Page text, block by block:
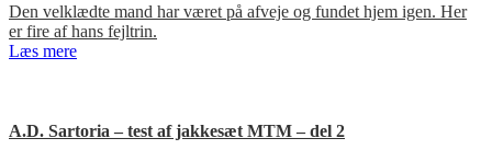
Den velklædte mand har været på afveje og fundet hjem igen. Her
er fire af hans fejltrin.
Læs mere
A.D. Sartoria – test af jakkesæt MTM – del 2